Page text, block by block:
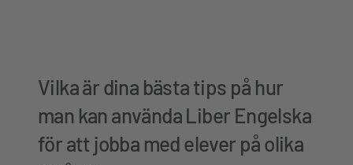
Vilka är dina bästa tips på hur
man kan använda Liber Engelska
för att jobba med elever på olika